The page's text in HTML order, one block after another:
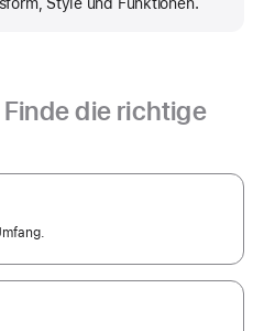
Finde die richtige